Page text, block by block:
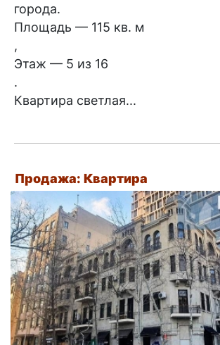
города.
Площадь — 115 кв. м
,
Этаж — 5 из 16
.
Квартира светлая...
Продажа: Квартира